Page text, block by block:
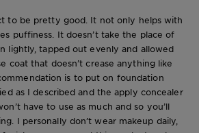
to be pretty good. It not only helps with
puffiness. It doesn’t take the place of
lightly, tapped out evenly and allowed
coat that doesn’t crease anything like
is to put on foundation
as I described and the apply concealer
have to use as much and so you’ll
I personally don’t wear makeup daily,